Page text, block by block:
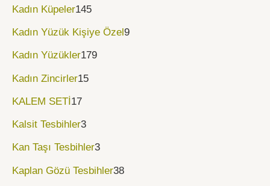
Kadın Küpeler145
Kadın Yüzük Kişiye Özel 9
Kadın Yüzükler179
Kadın Zincirler15
KALEM SETİ17
Kalsit Tesbihler3
Kan Taşı Tesbihler3
Kaplan Gözü Tesbihler38